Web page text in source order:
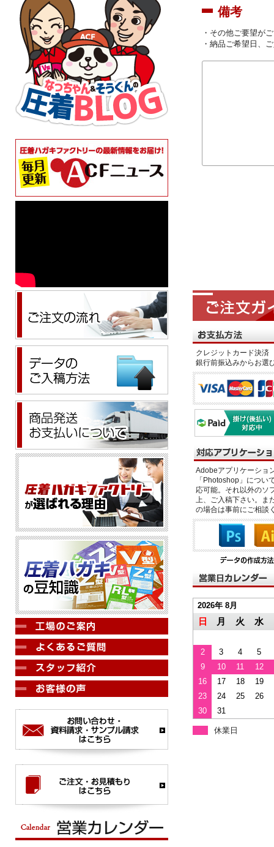
備考
・その他ご要望が
・納品ご希望日、
クレジットカード決
銀行前振込みからお選
Adobeアプリケーショ
「Photoshop」につい
応可能。それ以外のソ
上、ご入稿下さい。ま
の場合は事前にご相談
2026年 8月
日 月 火 水
2 3 4
5
9
10 11
12
16
17 18
19
23
24 25
26
30
31
休業日